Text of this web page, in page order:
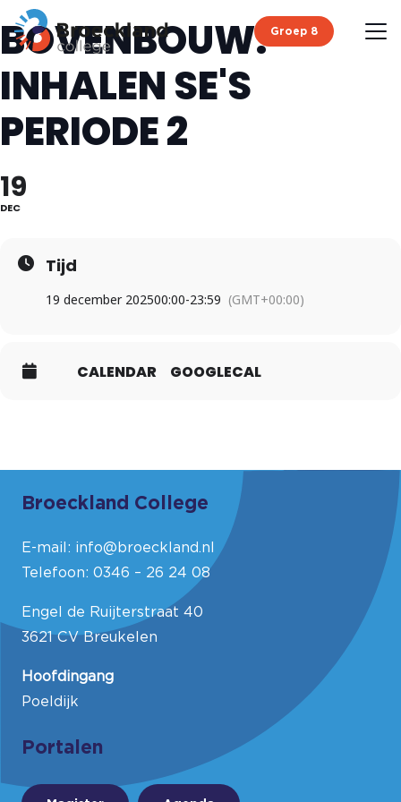
Groep 8
BOVENBOUW:
INHALEN SE'S
PERIODE 2
19
DEC
Tijd
19 december 202500:00-23:59 (GMT+00:00)
CALENDAR GOOGLECAL
Broeckland College
E-mail: info@broeckland.nl
Telefoon: 0346 – 26 24 08
Engel de Ruijterstraat 40
3621 CV Breukelen
Hoofdingang
Poeldijk
Portalen